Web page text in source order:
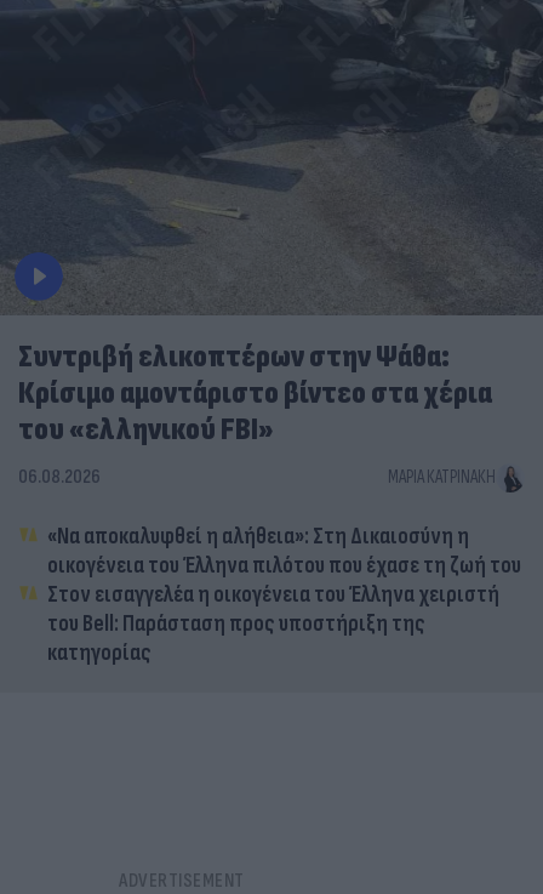
Συντριβή ελικοπτέρων στην Ψάθα:
Κρίσιμο αμοντάριστο βίντεο στα χέρια
του «ελληνικού FBI»
06.08.2026 ΜΑΡΊΑ ΚΑΤΡΙΝΆΚΗ
«Να αποκαλυφθεί η αλήθεια»: Στη Δικαιοσύνη η
οικογένεια του Έλληνα πιλότου που έχασε τη ζωή του
Στον εισαγγελέα η οικογένεια του Έλληνα χειριστή
του Bell: Παράσταση προς υποστήριξη της
κατηγορίας